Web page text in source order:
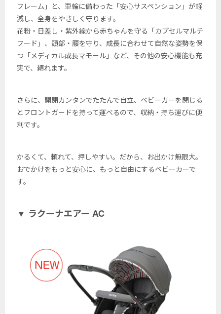
フレーム」と、車輪に備わった「安心サスペンション」が軽
減し、全身をやさしく守ります。
花粉・日差し・紫外線から赤ちゃんを守る「カプセルマルチ
フード」、頭部・腰を守り、成長に合わせて自然な姿勢を保
つ「メディカル成長マモール」など、その他の安心機能も充
実で、頼れます。
さらに、開閉カンタンでたたんで自立、ベビーカーを閉じる
とフロントガードを持って運べるので、収納・持ち運びに便
利です。
かるくて、頼れて、押しやすい。だから、お出かけ無限大。
おでかけをもっと安心に、もっと自由にするベビーカーで
す。
▼ ラクーナエアー AC